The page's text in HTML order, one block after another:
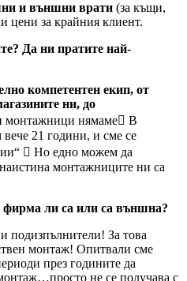
и външни врати (за къщи,
цени за крайния клиент.
Да ни пратите най-
компетентен екип, от
ни, до
монтажници нямаме В
вече 21 години, и сме се
 Но едно можем да
монтажниците ни са
ли са или са външна?
За това
монтаж! Опитвали сме
през годините да
не се получава с